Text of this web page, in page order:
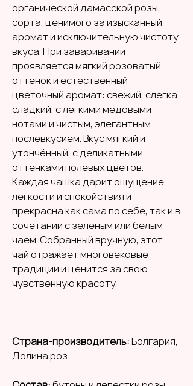
органической дамасской розы,
сорта, ценимого за изысканный
аромат и исключительную чистоту
вкуса. При заваривании
проявляется мягкий розоватый
оттенок и естественный
цветочный аромат: свежий, слегка
сладкий, с лёгкими медовыми
нотами и чистым, элегантным
послевкусием. Вкус мягкий и
утончённый, с деликатными
оттенками полевых цветов.
Каждая чашка дарит ощущение
лёгкости и спокойствия и
прекрасна как сама по себе, так и в
сочетании с зелёным или белым
чаем. Собранный вручную, этот
чай отражает многовековые
традиции и ценится за свою
чувственную красоту.
Страна-производитель:Болгария,
Долина роз